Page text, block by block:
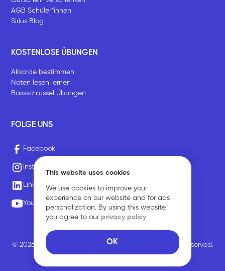
This website uses cookies
We use cookies to improve your
experience on our website and for ads
personalization. By using this website,
you agree to our privacy policy
OK
AGB Schüler*innen
Sirius Blog
KOSTENLOSE ÜBUNGEN
Akkorde bestimmen
Noten lesen lernen
Bassschlüssel Übungen
FOLGE UNS
Facebook
Instagram
LinkedIn
Youtube
© 2026 Sirius Music Communications GmbH. All rights reserved.